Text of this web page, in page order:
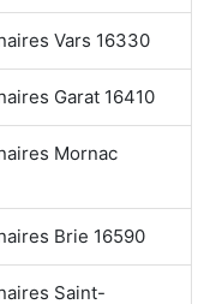
Vars 16330
Garat 16410
Mornac
Brie 16590
Saint-